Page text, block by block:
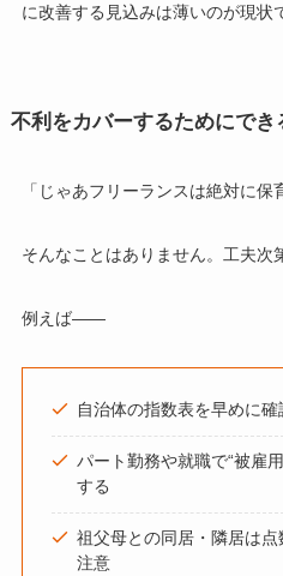
に改善する見込みは薄いのが現状
不利をカバーするためにでき
「じゃあフリーランスは絶対に保
そんなことはありません。工夫次
例えば――
自治体の指数表を早めに
パート勤務や就職で“被雇
する
祖父母との同居・隣居は
注意